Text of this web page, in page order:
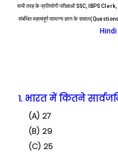
सभी तरह के प्रतियोगी परीक्षाओं SSC, IBPS
संबंधित महत्वपूर्ण सामान्य ज्ञान के
Hindi
1. भारत में कितने
(A) 27
(B) 29
(C) 25